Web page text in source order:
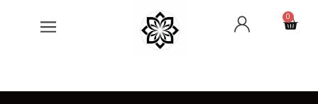
0
Cart